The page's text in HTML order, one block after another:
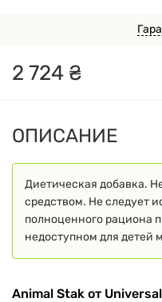
2 724 ₴
ОПИСАНИЕ
Диетическая добавка.
средством. Не следует
полноценного рациона
недоступном для детей
Animal Stak от